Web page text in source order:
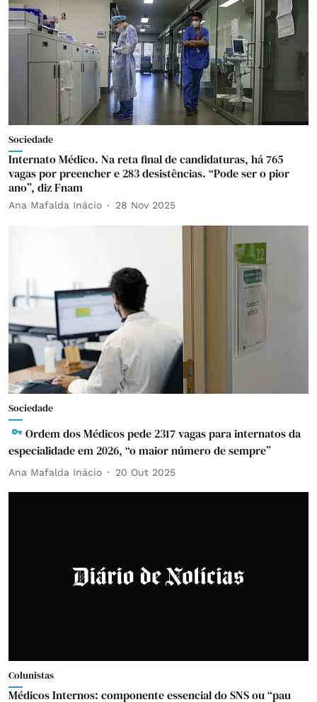
Sociedade
Internato Médico. Na reta final de candidaturas, há 765
vagas por preencher e 283 desistências. “Pode ser o pior
ano”, diz Fnam
Ana Mafalda Inácio 28 Nov 2025
Sociedade
Ordem dos Médicos pede 2317 vagas para internatos da
especialidade em 2026, “o maior número de sempre”
Ana Mafalda Inácio 20 Out 2025
Colunistas
Médicos Internos: componente essencial do SNS ou “pau